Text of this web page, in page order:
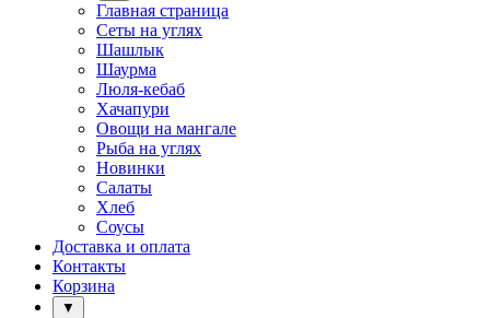
Главная страница
Сеты на углях
Шашлык
Шаурма
Люля-кебаб
Хачапури
Овощи на мангале
Рыба на углях
Новинки
Салаты
Хлеб
Соусы
Доставка и оплата
Контакты
Корзина
▼